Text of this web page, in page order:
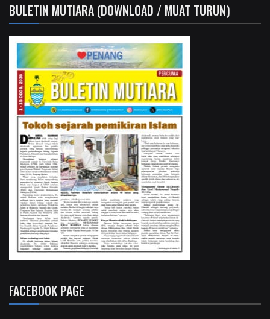
BULETIN MUTIARA (DOWNLOAD / MUAT TURUN)
FACEBOOK PAGE